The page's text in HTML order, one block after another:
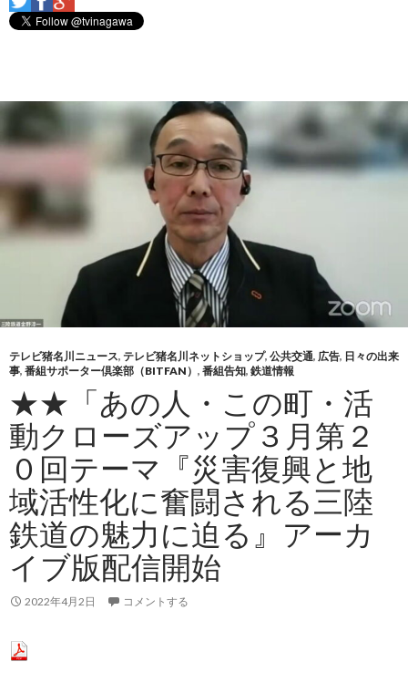
テレビ猪名川ニュース, テレビ猪名川ネットショップ, 公共交通, 広告, 日々の出来
事, 番組サポーター倶楽部（BITFAN） , 番組告知, 鉄道情報
★★「あの人・この町・活
動クローズアップ３月第２
０回テーマ『災害復興と地
域活性化に奮闘される三陸
鉄道の魅力に迫る』アーカ
イブ版配信開始
2022年4月2日 コメントする